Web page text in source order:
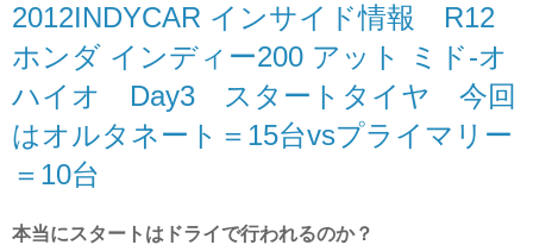
2012INDYCAR インサイド情報 R12
ホンダ インディー200 アット ミド-オ
ハイオ Day3 スタートタイヤ 今回
はオルタネート＝15台vsプライマリー
＝10台
本当にスタートはドライで行われるのか？